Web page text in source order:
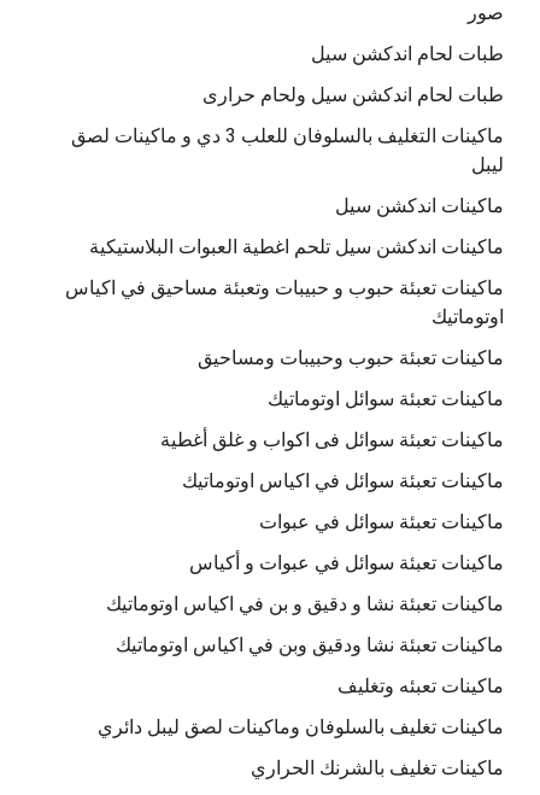
صور
طبات لحام اندكشن سيل
طبات لحام اندكشن سيل ولحام حرارى
ماكينات التغليف بالسلوفان للعلب 3 دي و ماكينات لصق
ليبل
ماكينات اندكشن سيل
ماكينات اندكشن سيل تلحم اغطية العبوات البلاستيكية
ماكينات تعبئة حبوب و حبيبات وتعبئة مساحيق في اكياس
اوتوماتيك
ماكينات تعبئة حبوب وحبيبات ومساحيق
ماكينات تعبئة سوائل اوتوماتيك
ماكينات تعبئة سوائل فى اكواب و غلق أغطية
ماكينات تعبئة سوائل في اكياس اوتوماتيك
ماكينات تعبئة سوائل في عبوات
ماكينات تعبئة سوائل في عبوات و أكياس
ماكينات تعبئة نشا و دقيق و بن في اكياس اوتوماتيك
ماكينات تعبئة نشا ودقيق وبن في اكياس اوتوماتيك
ماكينات تعبئه وتغليف
ماكينات تغليف بالسلوفان وماكينات لصق ليبل دائري
ماكينات تغليف بالشرنك الحراري